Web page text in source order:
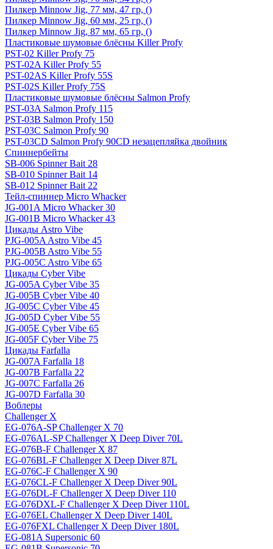
Пилкер Minnow Jig, 77 мм, 47 гр, ()
Пилкер Minnow Jig, 60 мм, 25 гр, ()
Пилкер Minnow Jig, 87 мм, 65 гр, ()
Пластиковые шумовые блёсны Killer Profy
PST-02 Killer Profy 75
PST-02A Killer Profy 55
PST-02AS Killer Profy 55S
PST-02S Killer Profy 75S
Пластиковые шумовые блёсны Salmon Profy
PST-03A Salmon Profy 115
PST-03B Salmon Profy 150
PST-03C Salmon Profy 90
PST-03CD Salmon Profy 90CD незацепляйка двойник
Спиннербейты
SB-006 Spinner Bait 28
SB-010 Spinner Bait 14
SB-012 Spinner Bait 22
Тейл-спиннер Micro Whacker
JG-001A Micro Whacker 30
JG-001B Micro Whacker 43
Цикады Astro Vibe
PJG-005A Astro Vibe 45
PJG-005B Astro Vibe 55
PJG-005C Astro Vibe 65
Цикады Cyber Vibe
JG-005A Cyber Vibe 35
JG-005B Cyber Vibe 40
JG-005C Cyber Vibe 45
JG-005D Cyber Vibe 55
JG-005E Cyber Vibe 65
JG-005F Cyber Vibe 75
Цикады Farfalla
JG-007A Farfalla 18
JG-007B Farfalla 22
JG-007C Farfalla 26
JG-007D Farfalla 30
Воблеры
Challenger X
EG-076A-SP Challenger X 70
EG-076AL-SP Challenger X Deep Diver 70L
EG-076B-F Challenger X 87
EG-076BL-F Challenger X Deep Diver 87L
EG-076C-F Challenger X 90
EG-076CL-F Challenger X Deep Diver 90L
EG-076DL-F Challenger X Deep Diver 110
EG-076DXL-F Challenger X Deep Diver 110L
EG-076EL Challenger X Deep Diver 140L
EG-076FXL Challenger X Deep Diver 180L
EG-081A Supersonic 60